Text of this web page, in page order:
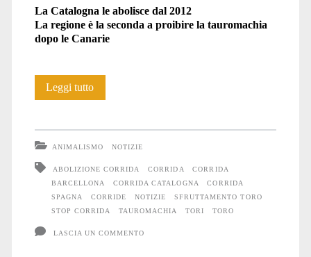
La Catalogna le abolisce dal 2012
La regione è la seconda a proibire la tauromachia
dopo le Canarie
Leggi tuttoLa
in
Catalogna
ANIMALISMO NOTIZIE
ABOLIZIONE CORRIDA CORRIDA
CORRIDA
BARCELLONA
CORRIDA CATALOGNA
CORRIDA
SPAGNA
CORRIDE NOTIZIE
SFRUTTAMENTO TORO
STOP CORRIDA
TAUROMACHIA TORI TORO
LASCIA UN COMMENTO